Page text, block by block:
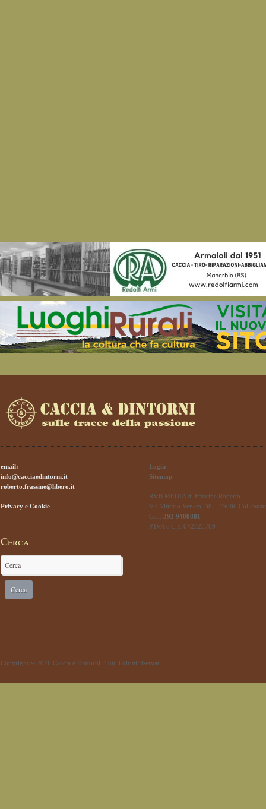
email:
info@cacciaedintorni.it
roberto.frassine@libero.it
Privacy e Cookie
Cerca
Login
Sitemap
R&B MEDIA di Frassine Roberto
Via Vittorio Veneto, 38 – 25060
Cell. 393 9408881
P.IVA e C.F. 042325709
Copyright © 2026 Caccia e Dintorni. Tutti i diritti riservati.